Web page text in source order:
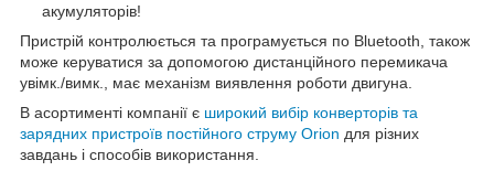
акумуляторів!
Пристрій контролюється та програмується по Bluetooth, також
може керуватися за допомогою дистанційного перемикача
увімк./вимк., має механізм виявлення роботи двигуна.
В асортименті компанії є широкий вибір конверторів та
зарядних пристроїв постійного струму Orion для різних
завдань і способів використання.